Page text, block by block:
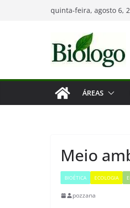
quinta-feira, agosto 6,
ÁREAS
Meio
BIOÉTICA ECOLOGIA
pozzana